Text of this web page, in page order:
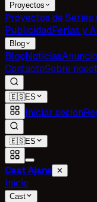
Proyectos
Proyectos de Series
PublicidadFerias y
Blog
BlogNoticias
ContactoSobre
🇪🇸ES
Iniciar sesión
🇪🇸ES
Cast Ajans ✕
Inicio
Cast